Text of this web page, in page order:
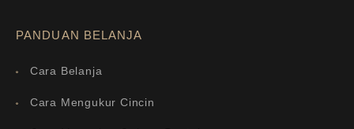
PANDUAN BELANJA
Cara Belanja
Cara Mengukur Cincin